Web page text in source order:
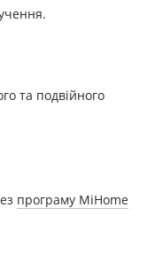
та подвійного
програму MiHome